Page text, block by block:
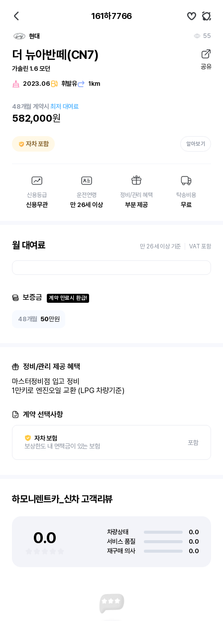
161하7766
현대 55
더 뉴아반떼(CN7)
가솔린 1.6 모던 공유
2023.06 휘발유 1km
48개월 계약시최저 대여료
582,000원
자차 포함 알아보기
신용등급
신용무관
운전연령
만 26세 이상
정비/관리 혜택
부분 제공
탁송비용
무료
월 대여료 만 26세 이상 기준 VAT 포함
보증금 계약 만료시 환급!
48개월 50만원
정비/관리 제공 혜택
마스터정비점 입고 정비
1만키로 엔진오일 교환 (LPG 차량기준)
계약 선택사항
자차 보험
보상한도 내 면책금이 있는 보험
포함
하모니렌트카_신차고객리뷰
0.0 차량상태
0.0
서비스 품질
0.0
재구매 의사
0.0